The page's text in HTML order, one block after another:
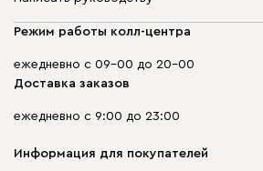
Режим работы колл-центра
ежедневно с 09-00 до 20-00
Доставка заказов
ежедневно с 9:00 до 23:00
Информация для покупателей